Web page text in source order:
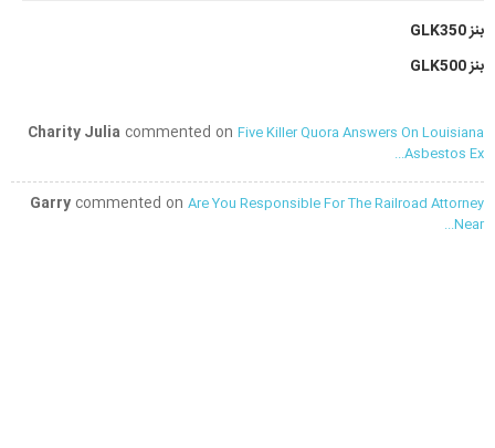
بنز GLK350
بنز GLK500
Charity Julia commented on Five Killer Quora Answers On Louisiana
Asbestos Ex...
Garry commented on Are You Responsible For The Railroad Attorney
Near...